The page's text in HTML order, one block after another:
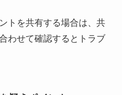
トを共有する場合は、共
わせて確認するとトラブ